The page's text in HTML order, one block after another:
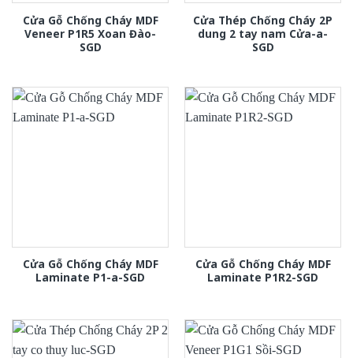
Cửa Gỗ Chống Cháy MDF
Veneer P1R5 Xoan Đào-
SGD
Cửa Thép Chống Cháy 2P
dung 2 tay nam Cửa-a-
SGD
Cửa Gỗ Chống Cháy MDF
Laminate P1-a-SGD
Cửa Gỗ Chống Cháy MDF
Laminate P1R2-SGD